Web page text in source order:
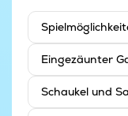
Eingezäunter
Schaukel und